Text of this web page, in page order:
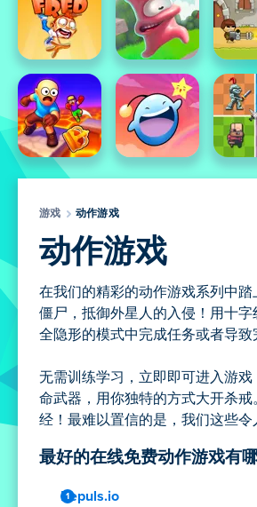
游戏 动作游戏
动作游戏
在我们的精彩的动作游戏系列中
僵尸，抵御外星人的入侵！用十
全隐形的模式中完成任务或者导
无需训练学习，立即即可进入游
命武器，用你独特的方式大开杀
经！最难以置信的是，我们这些令
最好的在线免费动作游戏有
Repuls.io